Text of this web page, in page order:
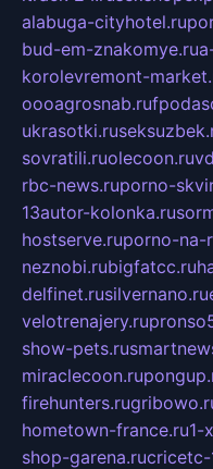
alabuga-cityhotel.ru
bud-em-znakomye.ru
korolevremont-
oooagrosnab.ru
ukrasotki.ru
sovratili.ruolecoon.ru
rbc-news.ruporno-
13autor-kolonka.ru
hostserve.ruporno-na-
neznobi.rubigfatcc.ru
delfinet.rusilvernano.ru
velotrenajery.ru
show-pets.ru
miraclecoon.ru
firehunters.ru
hometown-france.ru1-
shop-garena.rucricetc-